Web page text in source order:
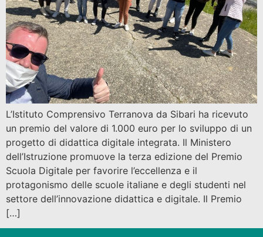
L’Istituto Comprensivo Terranova da Sibari ha ricevuto
un premio del valore di 1.000 euro per lo sviluppo di un
progetto di didattica digitale integrata. Il Ministero
dell’Istruzione promuove la terza edizione del Premio
Scuola Digitale per favorire l’eccellenza e il
protagonismo delle scuole italiane e degli studenti nel
settore dell’innovazione didattica e digitale. Il Premio
[…]